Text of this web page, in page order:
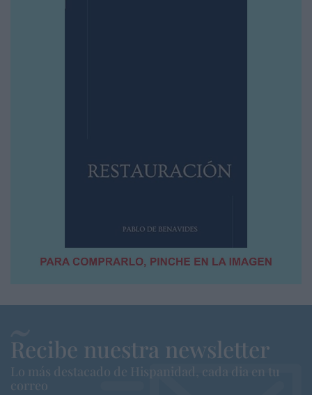
Recibe nuestra newsletter
Lo más destacado de Hispanidad, cada dia en tu
correo